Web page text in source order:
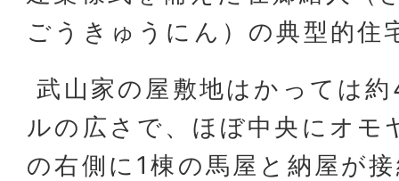
ごうきゅうにん）の典型的住
武山家の屋敷地はかっては
ルの広さで、ほぼ中央にオモ
の右側に1棟の馬屋と納屋が